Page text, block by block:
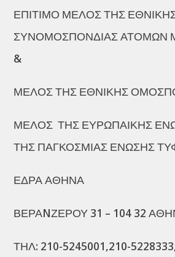
ΕΠΙΤΙΜΟ ΜΕΛΟΣ ΤΗΣ
ΣΥΝΟΜΟΣΠΟΝΔΙΑΣ ΑΤΟΜΩΝ
&
ΜΕΛΟΣ ΤΗΣ ΕΘΝΙΚΗΣ
ΜΕΛΟΣ ΤΗΣ ΕΥΡΩΠΑΙΚΗΣ
ΤΗΣ ΠΑΓΚΟΣΜΙΑΣ ΕΝΩΣΗΣ
ΕΔΡΑ ΑΘΗΝΑ
ΒΕΡΑNΖΕΡΟΥ 31 – 104 32
ΤΗΛ: 210-5245001,210-